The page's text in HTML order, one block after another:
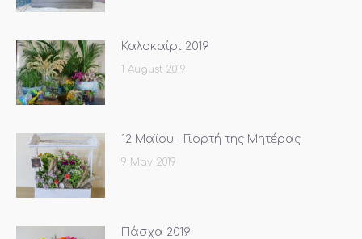
Καλοκαίρι 2019
1 August 2019
12 Μαϊου – Γιορτή της Μητέρας
9 May 2019
Πάσχα 2019